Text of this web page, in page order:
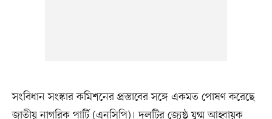
সংবিধান সংস্কার কমিশনের প্রস্তাবের সঙ্গে একমত পোষণ করেছে
জাতীয় নাগরিক পার্টি (এনসিপি)। দলটির জ্যেষ্ঠ যুগ্ম আহ্বায়ক